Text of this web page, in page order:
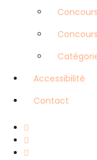
Accessibilité
Contact